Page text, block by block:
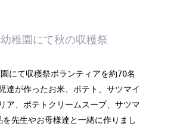
稚園にて秋の収穫祭
にて収穫祭ボランティアを約70名
達が作ったお米、ポテト、サツマイ
ア、ポテトクリームスープ、サツマ
先生やお母様達と一緒に作りまし